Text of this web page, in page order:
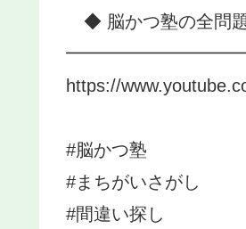
◆ 脳かつ塾の全問
https://
#脳かつ塾
#まちがいさがし
#間違い探し